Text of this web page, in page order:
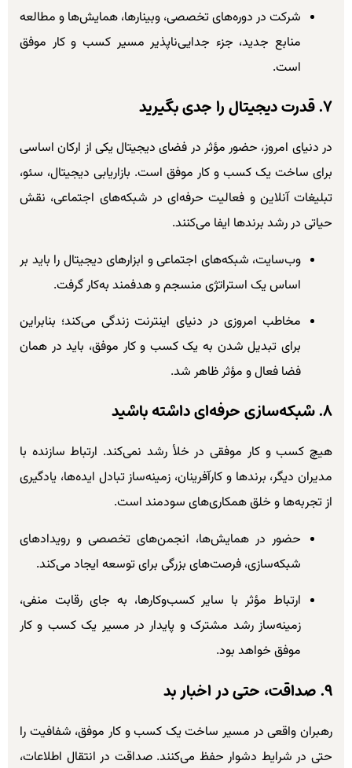
شرکت در دوره‌های تخصصی، وبینارها، همایش‌ها و مطالعه
منابع جدید، جزء جدایی‌ناپذیر مسیر کسب و کار موفق
است.
۷. قدرت دیجیتال را جدی بگیرید
در دنیای امروز، حضور مؤثر در فضای دیجیتال یکی از ارکان اساسی
برای ساخت یک کسب و کار موفق است. بازاریابی دیجیتال، سئو،
تبلیغات آنلاین و فعالیت حرفه‌ای در شبکه‌های اجتماعی، نقش
حیاتی در رشد برندها ایفا می‌کنند.
وب‌سایت، شبکه‌های اجتماعی و ابزارهای دیجیتال را باید بر
اساس یک استراتژی منسجم و هدفمند به‌کار گرفت.
مخاطب امروزی در دنیای اینترنت زندگی می‌کند؛ بنابراین
برای تبدیل شدن به یک کسب و کار موفق، باید در همان
فضا فعال و مؤثر ظاهر شد.
۸. شبکه‌سازی حرفه‌ای داشته باشید
هیچ کسب و کار موفقی در خلأ رشد نمی‌کند. ارتباط سازنده با
مدیران دیگر، برندها و کارآفرینان، زمینه‌ساز تبادل ایده‌ها، یادگیری
از تجربه‌ها و خلق همکاری‌های سودمند است.
حضور در همایش‌ها، انجمن‌های تخصصی و رویدادهای
شبکه‌سازی، فرصت‌های بزرگی برای توسعه ایجاد می‌کند.
ارتباط مؤثر با سایر کسب‌وکارها، به جای رقابت منفی،
زمینه‌ساز رشد مشترک و پایدار در مسیر یک کسب و کار
موفق خواهد بود.
۹. صداقت، حتی در اخبار بد
رهبران واقعی در مسیر ساخت یک کسب و کار موفق، شفافیت را
حتی در شرایط دشوار حفظ می‌کنند. صداقت در انتقال اطلاعات،